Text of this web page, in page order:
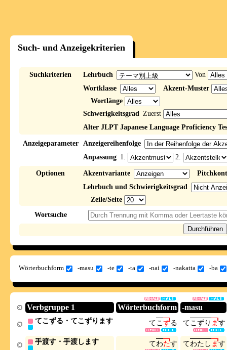
Such- und Anzeigekriterien
Suchkriterien Lehrbuch
Von
Wortklasse
Akzent-Muster
Wortlänge
Schwerigkeitsgrad Zuerst
Alter JLPT Japanese Language Proficiency
Anzeigeparameter Anzeigereihenfolge
Anpassung 1. 2.
Optionen Akzentvariante
Lehrbuch und Schwierigkeitsgrad
Zeile/Seite
Wortsuche
Wörterbuchform -masu -te -ta -nai -nakatta -ba
Verbgruppe 1 Wörterbuchform -masu
てこずる・てこずります てこ ずる てこ ずり ます
手渡す・手渡します てわたす てわた し ます